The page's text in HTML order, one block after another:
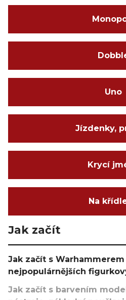
Uno
Jízdenky,
Krycí
Na
Jak začít
Jak začít s
nejpopulárnějších
Jak začít s barvením